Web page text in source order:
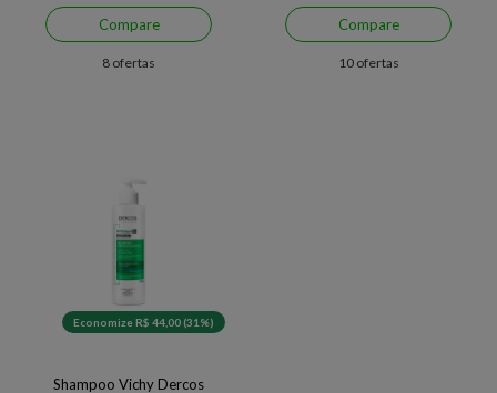
Compare
8 ofertas
Compare
10 ofertas
Economize R$ 44,00 (31%)
Shampoo Vichy Dercos